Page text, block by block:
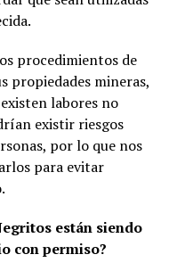
procedimientos de
propiedades mineras,
labores no
existir riesgos
por lo que nos
para evitar
están siendo
con permiso?